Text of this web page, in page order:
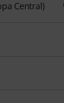
Central)